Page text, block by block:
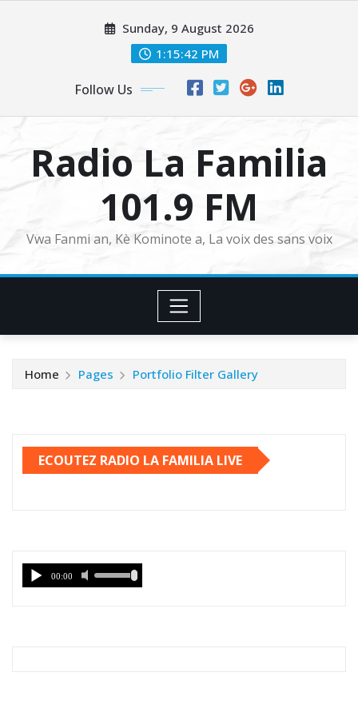
Sunday, 9 August 2026
1:15:43 PM
Follow Us
Radio La Familia
101.9 FM
Vwa Fanmi an, Kè Kominote a, La voix des sans voix
Home Pages Portfolio Filter Gallery
ECOUTEZ RADIO LA FAMILIA LIVE